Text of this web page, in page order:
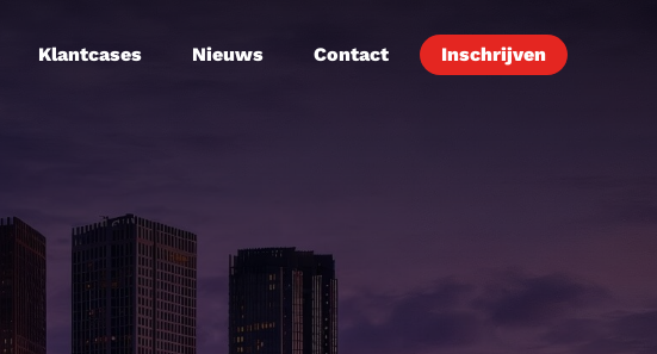
Klantcases Nieuws Contact Inschrijven